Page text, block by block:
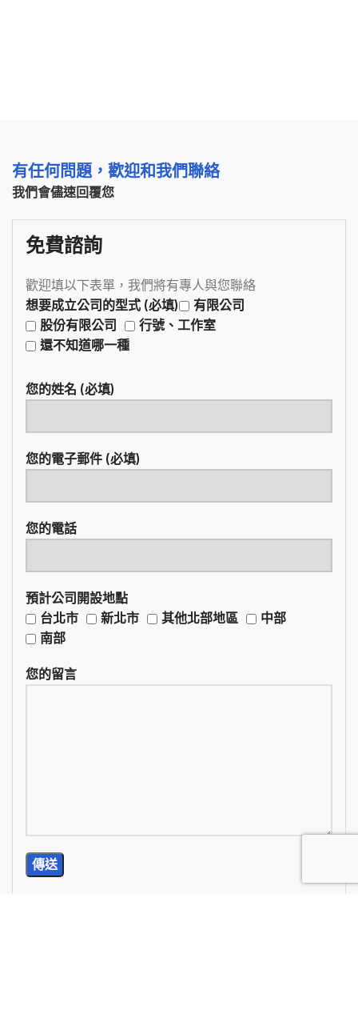
有任何問題，歡迎和我們聯絡
我們會儘速回覆您
免費諮詢
歡迎填以下表單，我們將有專人與您聯絡
想要成立公司的型式 (必填)
有限公司
股份有限公司
行號、工作室
還不知道哪一種
您的姓名 (必填)
您的電子郵件 (必填)
您的電話
預計公司開設地點
台北市
新北市 其他北部地區
中部
南部
您的留言